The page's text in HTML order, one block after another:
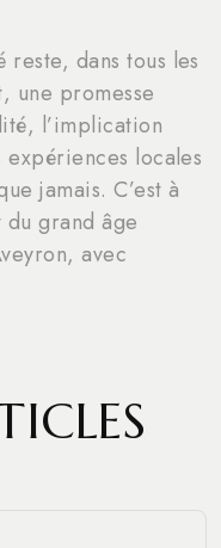
dans tous les
une promesse
l’implication
locales
jamais. C’est à
grand âge
avec